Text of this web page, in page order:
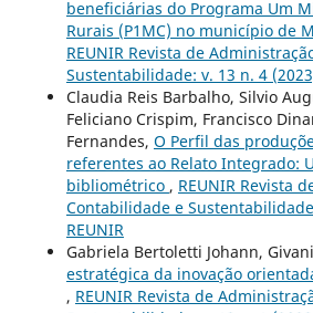
beneficiárias do Programa Um
Rurais (P1MC) no município de
REUNIR Revista de
Sustentabilidade: v. 13 n. 4
Claudia Reis Barbalho, Silvio
Feliciano Crispim, Francisco
Fernandes, O Perfil das
referentes ao Relato Integrado:
bibliométrico , REUNIR Revista
Contabilidade e
REUNIR
Gabriela Bertoletti Johann,
estratégica da inovação
, REUNIR Revista de